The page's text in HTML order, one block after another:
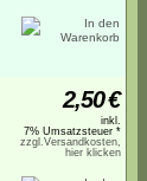
2,50€
inkl.
7% Umsatzsteuer *
zzgl.Versandkosten,
hier klicken